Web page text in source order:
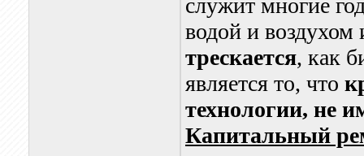
служит многие
водой и воздухом
трескается, как
является то, что
технологии, не
Капитальный